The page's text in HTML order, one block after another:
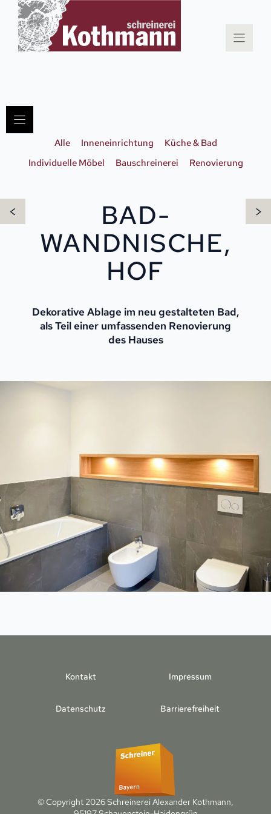
Inhalt
springen
Alle Inneneinrichtung
Küche & Bad
Individuelle Möbel
Bauschreinerei Renovierung
<
BAD-
WANDNISCHE,
HOF
Dekorative Ablage im neu gestalteten Bad,
als Teil einer umfassenden Renovierung
des Hauses
>
Kontakt Impressum
Datenschutz Barrierefreiheit
© Copyright 2026 Schreinerei Alexander Kothmann,